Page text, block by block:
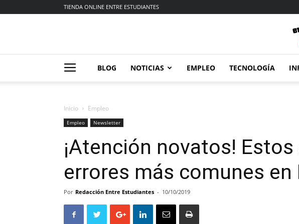
TIENDA ONLINE ENTRE ESTUDIANTES
BLOG NOTICIAS EMPLEO TECNOLOGÍA
Inicio Empleo
Empleo Newsletter
¡Atención novatos!
errores más comunes en
Por Redacción Entre Estudiantes - 10/10/2019